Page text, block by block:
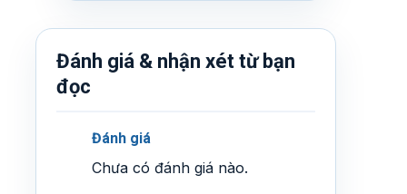
Đánh giá & nhận xét từ bạn
đọc
Đánh giá
Chưa có đánh giá nào.